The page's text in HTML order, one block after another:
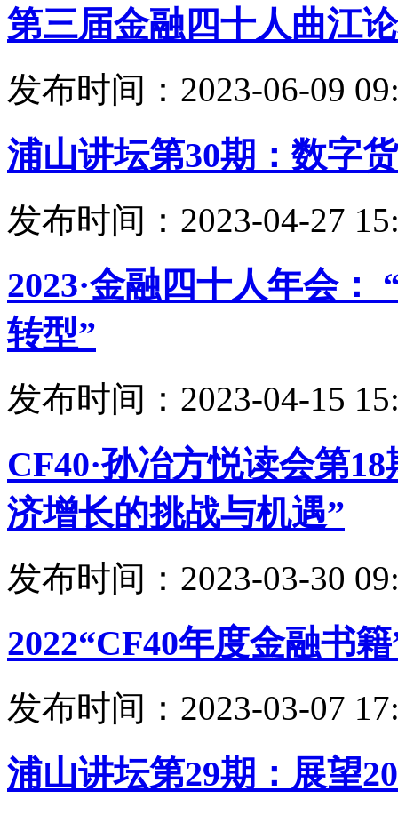
第三届金融四十人曲江
发布时间：2023-06-09
浦山讲坛第30期：数字
发布时间：2023-04-27
2023·金融四十人年会
转型”
发布时间：2023-04-15
CF40·孙冶方悦读会第
济增长的挑战与机遇”
发布时间：2023-03-30
2022“CF40年度金融书
发布时间：2023-03-07
浦山讲坛第29期：展望